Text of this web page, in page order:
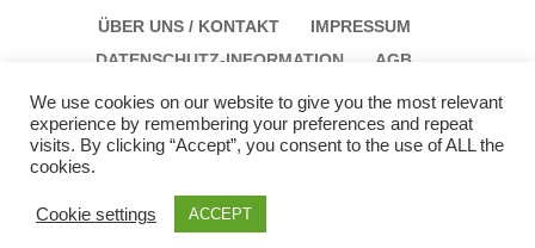
ÜBER UNS / KONTAKT
IMPRESSUM
DATENSCHUTZ-INFORMATION
AGB
Öffungszeiten: Sonntag: 14:00 bis 17:00 Montag:
12:00 bis 15:00
We use cookies on our website to give you the most relevant
experience by remembering your preferences and repeat
visits. By clicking “Accept”, you consent to the use of ALL the
cookies.
Cookie settings ACCEPT